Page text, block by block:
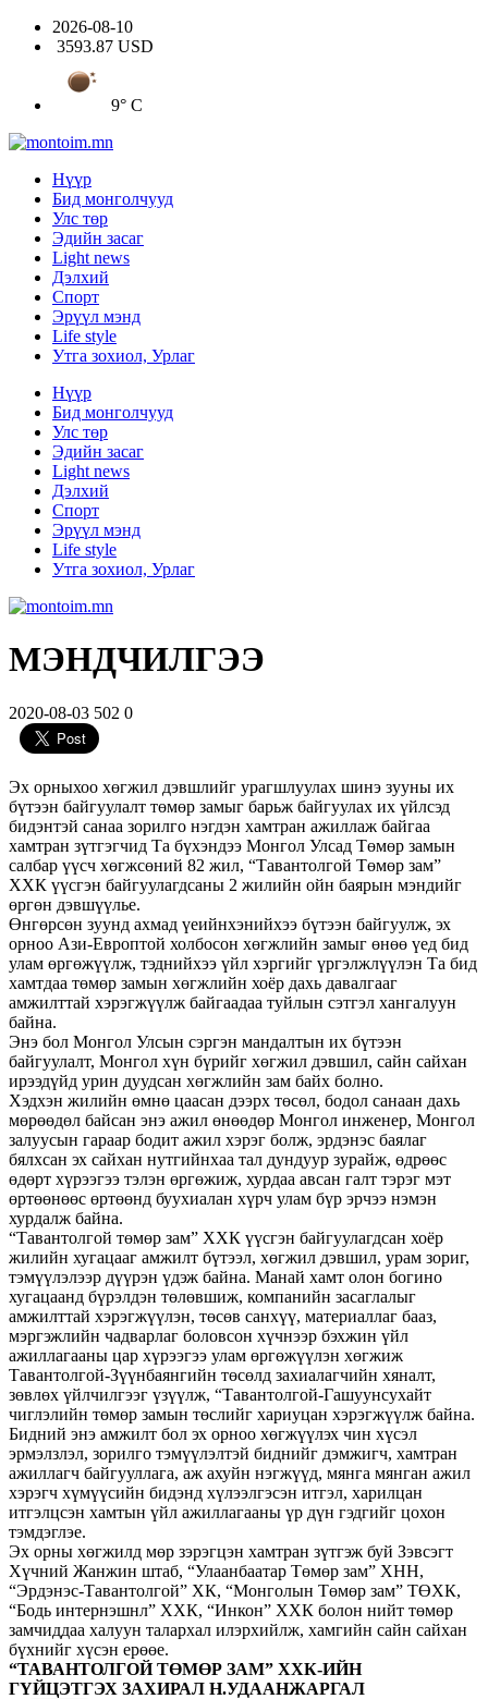
2026-08-10
3593.87 USD
9° C
Нүүр
Бид монголчууд
Улс төр
Эдийн засаг
Light news
Дэлхий
Спорт
Эрүүл мэнд
Life style
Утга зохиол, Урлаг
Нүүр
Бид монголчууд
Улс төр
Эдийн засаг
Light news
Дэлхий
Спорт
Эрүүл мэнд
Life style
Утга зохиол, Урлаг
МЭНДЧИЛГЭЭ
2020-08-03 502 0
Эх орныхоо хөгжил дэвшлийг урагшлуулах шинэ зууны их
бүтээн байгуулалт төмөр замыг барьж байгуулах их үйлсэд
бидэнтэй санаа зорилго нэгдэн хамтран ажиллаж байгаа
хамтран зүтгэгчид Та бүхэндээ Монгол Улсад Төмөр замын
салбар үүсч хөгжсөний 82 жил, “Тавантолгой Төмөр зам”
ХХК үүсгэн байгуулагдсаны 2 жилийн ойн баярын мэндийг
өргөн дэвшүүлье.
Өнгөрсөн зуунд ахмад үеийнхэнийхээ бүтээн байгуулж, эх
орноо Ази-Европтой холбосон хөгжлийн замыг өнөө үед бид
улам өргөжүүлж, тэднийхээ үйл хэргийг үргэлжлүүлэн Та бид
хамтдаа төмөр замын хөгжлийн хоёр дахь давалгааг
амжилттай хэрэгжүүлж байгаадаа туйлын сэтгэл хангалуун
байна.
Энэ бол Монгол Улсын сэргэн мандалтын их бүтээн
байгуулалт, Монгол хүн бүрийг хөгжил дэвшил, сайн сайхан
ирээдүйд урин дуудсан хөгжлийн зам байх болно.
Хэдхэн жилийн өмнө цаасан дээрх төсөл, бодол санаан дахь
мөрөөдөл байсан энэ ажил өнөөдөр Монгол инженер, Монгол
залуусын гараар бодит ажил хэрэг болж, эрдэнэс баялаг
бялхсан эх сайхан нутгийнхаа тал дундуур зурайж, өдрөөс
өдөрт хүрээгээ тэлэн өргөжиж, хурдаа авсан галт тэрэг мэт
өртөөнөөс өртөөнд буухиалан хүрч улам бүр эрчээ нэмэн
хурдалж байна.
“Тавантолгой төмөр зам” ХХК үүсгэн байгуулагдсан хоёр
жилийн хугацааг амжилт бүтээл, хөгжил дэвшил, урам зориг,
тэмүүлэлээр дүүрэн үдэж байна. Манай хамт олон богино
хугацаанд бүрэлдэн төлөвшиж, компанийн засаглалыг
амжилттай хэрэгжүүлэн, төсөв санхүү, материаллаг бааз,
мэргэжлийн чадварлаг боловсон хүчнээр бэхжин үйл
ажиллагааны цар хүрээгээ улам өргөжүүлэн хөгжиж
Тавантолгой-Зүүнбаянгийн төсөлд захиалагчийн хяналт,
зөвлөх үйлчилгээг үзүүлж, “Тавантолгой-Гашуунсухайт
чиглэлийн төмөр замын төслийг хариуцан хэрэгжүүлж байна.
Бидний энэ амжилт бол эх орноо хөгжүүлэх чин хүсэл
эрмэлзлэл, зорилго тэмүүлэлтэй биднийг дэмжигч, хамтран
ажиллагч байгууллага, аж ахуйн нэгжүүд, мянга мянган ажил
хэрэгч хүмүүсийн бидэнд хүлээлгэсэн итгэл, харилцан
итгэлцсэн хамтын үйл ажиллагааны үр дүн гэдгийг цохон
тэмдэглэе.
Эх орны хөгжилд мөр зэрэгцэн хамтран зүтгэж буй Зэвсэгт
Хүчний Жанжин штаб, “Улаанбаатар Төмөр зам” ХНН,
“Эрдэнэс-Тавантолгой” ХК, “Монголын Төмөр зам” ТӨХК,
“Бодь интернэшнл” ХХК, “Инкон” ХХК болон нийт төмөр
замчиддаа халуун талархал илэрхийлж, хамгийн сайн сайхан
бүхнийг хүсэн ерөөе.
“ТАВАНТОЛГОЙ ТӨМӨР ЗАМ” ХХК-ИЙН
ГҮЙЦЭТГЭХ ЗАХИРАЛ Н.УДААНЖАРГАЛ